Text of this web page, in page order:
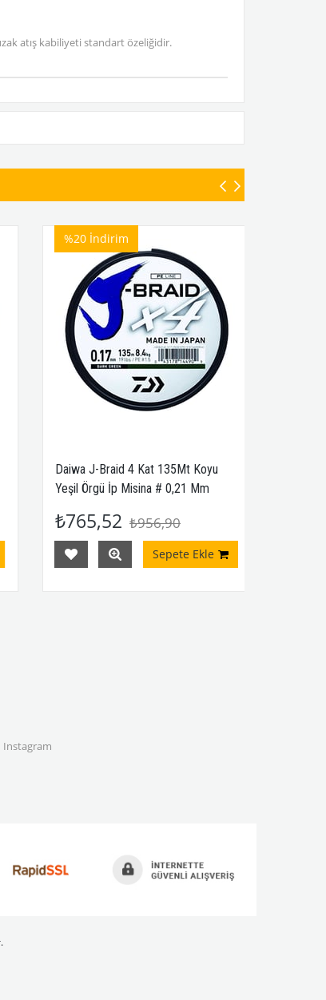
atış kabiliyeti standart özeliğidir.
Daiwa J-Braid 4 Kat 135Mt Koyu
Yeşil Örgü İp Misina # 0,21 Mm
₺765,52 ₺956,90
Sepete Ekle
%20 İndirim
Instagram